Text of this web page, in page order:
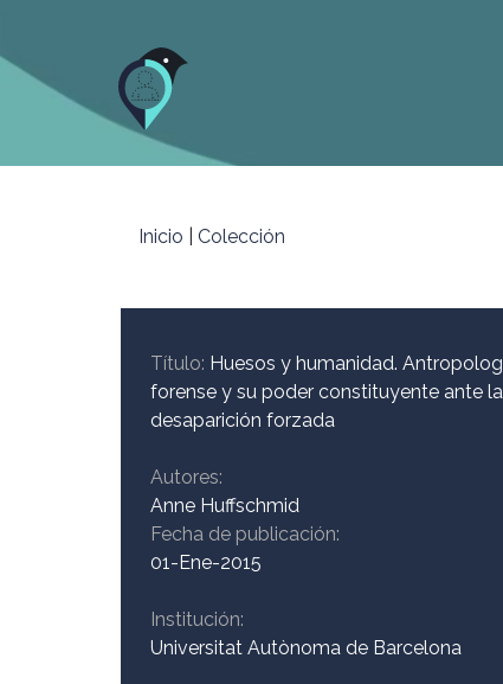
navigation
¿Quiénes
Inicio Colección
Título: Huesos y humanidad.
forense y su poder constituyente ante la
desaparición forzada
Autores:
Anne Huffschmid
Fecha de publicación:
01-Ene-2015
Institución:
Universitat Autònoma de Barcelona